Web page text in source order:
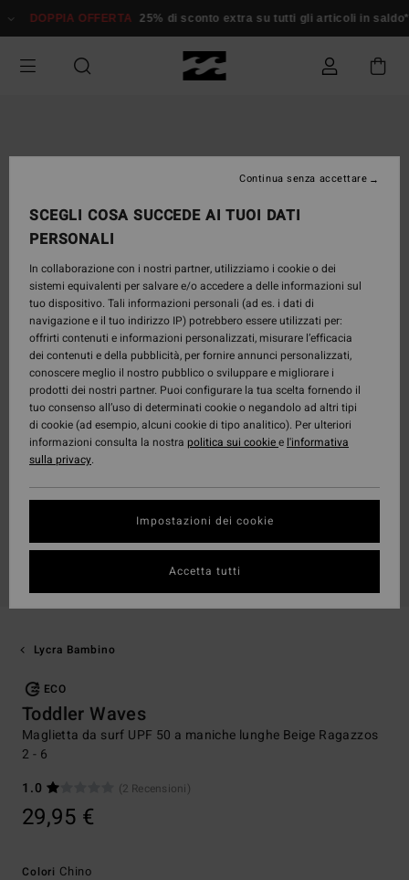
alle
prodotto
DOPPIA OFFERTA 25% di sconto extra su tutti gli articoli in
Lycra Bambino
ECO
Toddler Waves
Maglietta da surf UPF 50 a maniche lunghe Beige Ragazzos
2 - 6
1.0
(2 Recensioni)
29,95 €
Colori Chino
SCEGLI COSA SUCCEDE AI TUOI DATI
PERSONALI
In collaborazione con i nostri partner, utilizziamo i cookie o dei
sistemi equivalenti per salvare e/o accedere a delle informazioni sul
tuo dispositivo. Tali informazioni personali (ad es. i dati di
navigazione e il tuo indirizzo IP) potrebbero essere utilizzati per:
offrirti contenuti e informazioni personalizzati, misurare l’efficacia
dei contenuti e della pubblicità, per fornire annunci personalizzati,
conoscere meglio il nostro pubblico o sviluppare e migliorare i
prodotti dei nostri partner. Puoi configurare la tua scelta fornendo il
tuo consenso all’uso di determinati cookie o negandolo ad altri tipi
di cookie (ad esempio, alcuni cookie di tipo analitico). Per ulteriori
informazioni consulta la nostra politica sui cookiee l'informativa
sulla privacy.
Impostazioni dei cookie
Continua senza accettare
Accetta tutti